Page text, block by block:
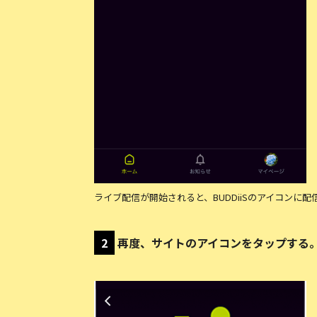
ライブ配信が開始されると、BUDDiiSのアイコンに配
2 再度、サイトのアイコンをタップする。